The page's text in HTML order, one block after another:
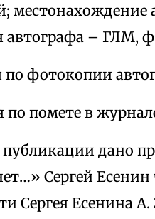
местонахождение
автографа – ГЛМ,
по фотокопии
по помете в
публикации дано
Сергей Есенин
Сергея Есенина